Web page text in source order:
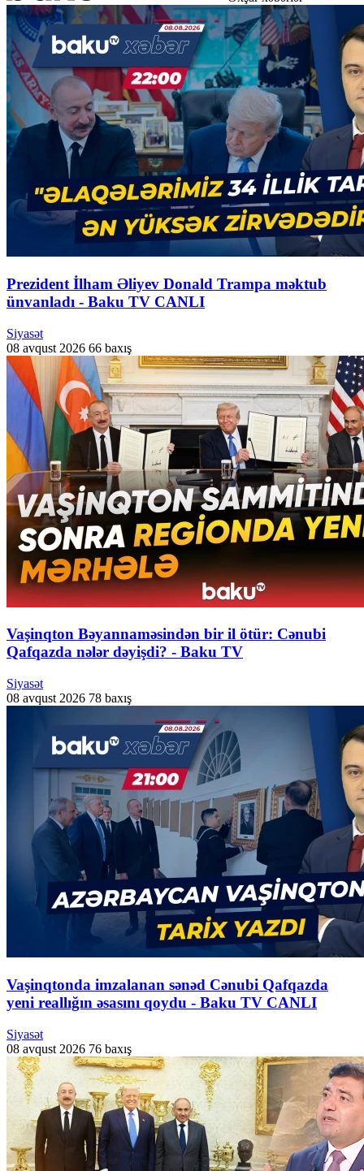
Prezident İlham Əliyev Donald Trampa məktub
ünvanladı - Baku TV CANLI
Siyasət
08 avqust 2026 66 baxış
Vaşinqton Bəyannaməsindən bir il ötür: Cənubi
Qafqazda nələr dəyişdi? - Baku TV
Siyasət
08 avqust 2026 78 baxış
Vaşinqtonda imzalanan sənəd Cənubi Qafqazda
yeni reallığın əsasını qoydu - Baku TV CANLI
Siyasət
08 avqust 2026 76 baxış